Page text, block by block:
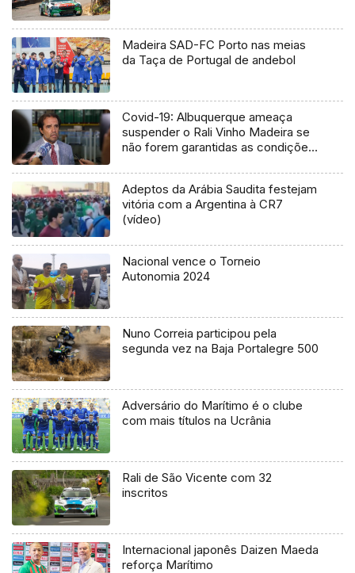
Madeira SAD-FC Porto nas meias
da Taça de Portugal de andebol
Covid-19: Albuquerque ameaça
suspender o Rali Vinho Madeira se
não forem garantidas as condições
Adeptos da Arábia Saudita festejam
vitória com a Argentina à CR7
(vídeo)
Nacional vence o Torneio
Autonomia 2024
Nuno Correia participou pela
segunda vez na Baja Portalegre 500
Adversário do Marítimo é o clube
com mais títulos na Ucrânia
Rali de São Vicente com 32
inscritos
Internacional japonês Daizen Maeda
reforça Marítimo